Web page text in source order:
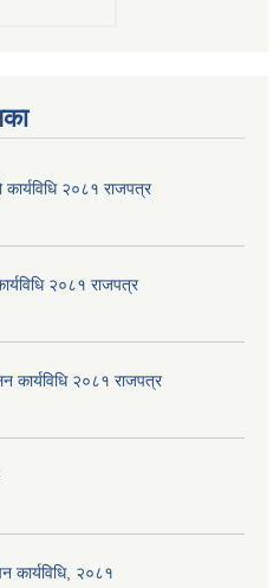
२०८१ राजपत्र
२०८१ राजपत्र
कार्यविधि २०८१ राजपत्र
कार्यविधि, २०८१